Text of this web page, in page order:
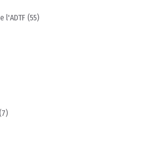
l'ADTF (55)
(7)